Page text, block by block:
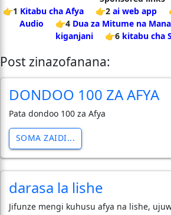
👉1 Kitabu cha Afya 👉2 ai web app
Audio
👉4 Dua za Mitume na
kiganjani
👉6 kitabu cha
Post zinazofanana:
DONDOO 100 ZA AFYA
Pata dondoo 100 za Afya
SOMA ZAIDI...
darasa la lishe
Jifunze mengi kuhusu afya na lishe,